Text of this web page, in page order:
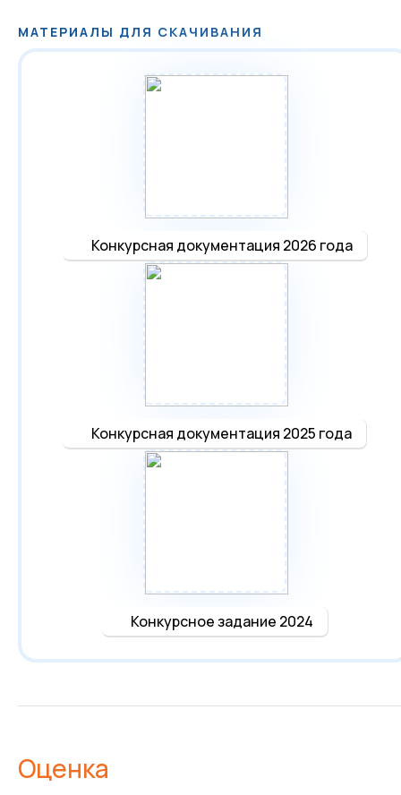
МАТЕРИАЛЫ ДЛЯ СКАЧИВАНИЯ
Конкурсная документация 2026 года
Конкурсная документация 2025 года
Конкурсное задание 2024
Оценка